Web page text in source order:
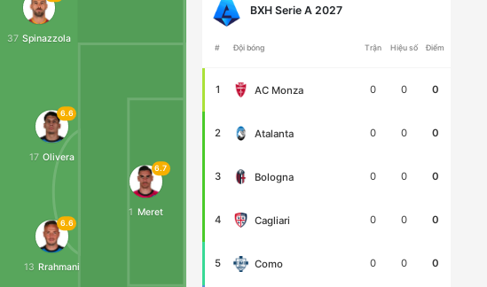
6.7
1 Meret
6.6
17 Olivera
6.6
13 Rrahmani
37 Spinazzola
BXHSerie A 2027
# Đội bóng Trận Hiệu số Điểm
1 AC Monza 0 0 0
2 Atalanta 0 0 0
3 Bologna 0 0 0
4 Cagliari 0 0 0
5 Como 0 0 0